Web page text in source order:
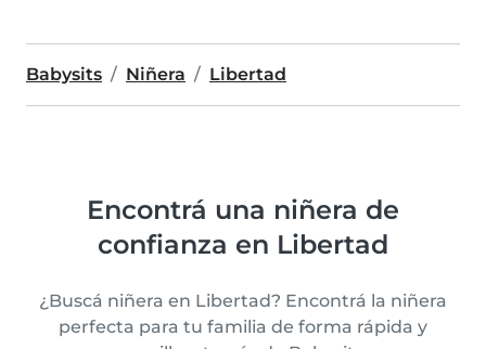
Babysits Niñera Libertad
Encontrá una niñera de
confianza en Libertad
¿Buscá niñera en Libertad? Encontrá la niñera
perfecta para tu familia de forma rápida y